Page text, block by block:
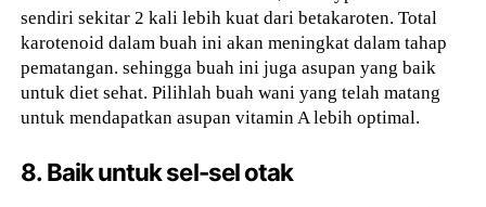
sendiri sekitar 2 kali lebih kuat dari betakaroten. Total
karotenoid dalam buah ini akan meningkat dalam tahap
pematangan. sehingga buah ini juga asupan yang baik
untuk diet sehat. Pilihlah buah wani yang telah matang
untuk mendapatkan asupan vitamin A lebih optimal.
8. Baik untuk sel-sel otak